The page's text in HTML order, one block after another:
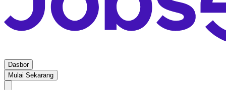
Dasbor
Mulai Sekarang